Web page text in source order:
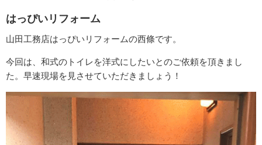
はっぴいリフォーム
山田工務店はっぴいリフォームの西條です。
今回は、和式のトイレを洋式にしたいとのご依頼を頂きまし
た。早速現場を見させていただきましょう！